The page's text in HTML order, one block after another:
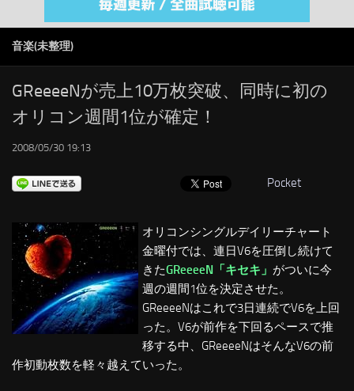
RSS
LINKS
音楽(未整理)
GReeeeNが売上10万枚突破、同時に初の
オリコン週間1位が確定！
2008/05/30 19:13
Pocket
オリコンシングルデイリーチャート
金曜付では、連日V6を圧倒し続けて
きたGReeeeN「キセキ」 がついに今
週の週間1位を決定させた。
GReeeeNはこれで3日連続でV6を上回
った。V6が前作を下回るペースで推
移する中、GReeeeNはそんなV6の前
作初動枚数を軽々越えていった。